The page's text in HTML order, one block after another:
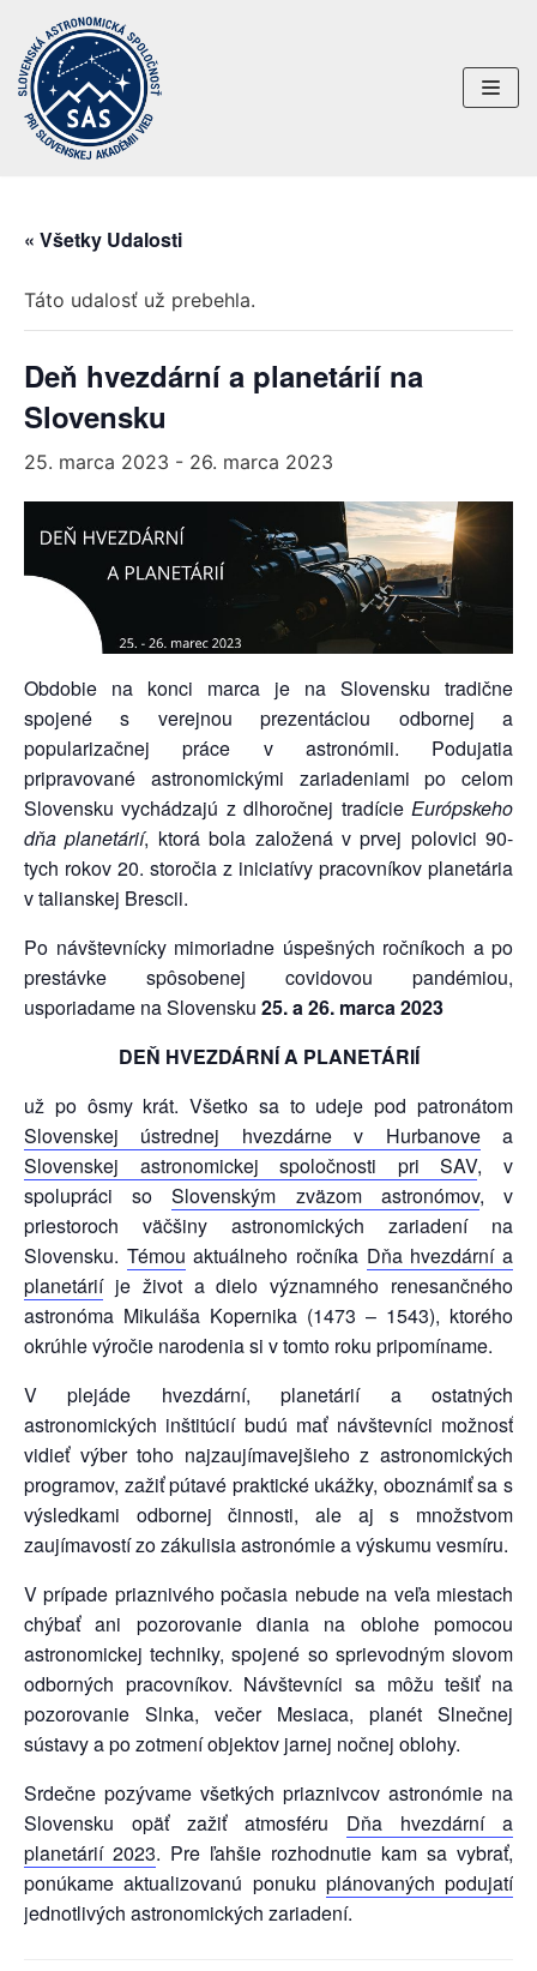
Preskočiť
na
obsah
« Všetky Udalosti
Táto udalosť už prebehla.
Deň hvezdární a planetárií na
Slovensku
25. marca 2023 - 26. marca 2023
Obdobie na konci marca je na Slovensku tradične
spojené s verejnou prezentáciou odbornej a
popularizačnej práce v astronómii. Podujatia
pripravované astronomickými zariadeniami po celom
Slovensku vychádzajú z dlhoročnej tradície Európskeho
dňa planetárií, ktorá bola založená v prvej polovici 90-
tych rokov 20. storočia z iniciatívy pracovníkov planetária
v talianskej Brescii.
Po návštevnícky mimoriadne úspešných ročníkoch a po
prestávke spôsobenej covidovou pandémiou,
usporiadame na Slovensku 25. a 26. marca 2023
DEŇ HVEZDÁRNÍ A PLANETÁRIÍ
už po ôsmy krát. Všetko sa to udeje pod patronátom
Slovenskej ústrednej hvezdárne v Hurbanovea
Slovenskej astronomickej spoločnosti pri SAV, v
spolupráci soSlovenským zväzom astronómov, v
priestoroch väčšiny astronomických zariadení na
Slovensku. Témou aktuálneho ročníka Dňa hvezdární a
planetáriíje život a dielo významného renesančného
astronóma Mikuláša Kopernika (1473 – 1543), ktorého
okrúhle výročie narodenia si v tomto roku pripomíname.
V plejáde hvezdární, planetárií a ostatných
astronomických inštitúcií budú mať návštevníci možnosť
vidieť výber toho najzaujímavejšieho z astronomických
programov, zažiť pútavé praktické ukážky, oboznámiť sa s
výsledkami odbornej činnosti, ale aj s množstvom
zaujímavostí zo zákulisia astronómie a výskumu vesmíru.
V prípade priaznivého počasia nebude na veľa miestach
chýbať ani pozorovanie diania na oblohe pomocou
astronomickej techniky, spojené so sprievodným slovom
odborných pracovníkov. Návštevníci sa môžu tešiť na
pozorovanie Slnka, večer Mesiaca, planét Slnečnej
sústavy a po zotmení objektov jarnej nočnej oblohy.
Srdečne pozývame všetkých priaznivcov astronómie na
Slovensku opäť zažiť atmosféru Dňa hvezdární a
planetárií 2023. Pre ľahšie rozhodnutie kam sa vybrať,
ponúkame aktualizovanú ponuku plánovaných podujatí
jednotlivých astronomických zariadení.